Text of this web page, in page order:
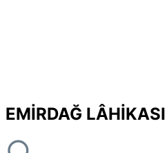
EMİRDAĞ